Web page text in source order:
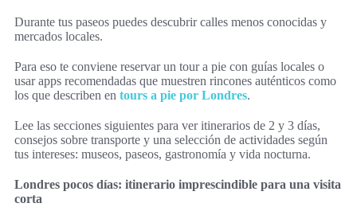
Durante tus paseos puedes descubrir calles menos conocidas y
mercados locales.
Para eso te conviene reservar un tour a pie con guías locales o
usar apps recomendadas que muestren rincones auténticos como
los que describen en tours a pie por Londres.
Lee las secciones siguientes para ver itinerarios de 2 y 3 días,
consejos sobre transporte y una selección de actividades según
tus intereses: museos, paseos, gastronomía y vida nocturna.
Londres pocos días: itinerario imprescindible para una visita
corta